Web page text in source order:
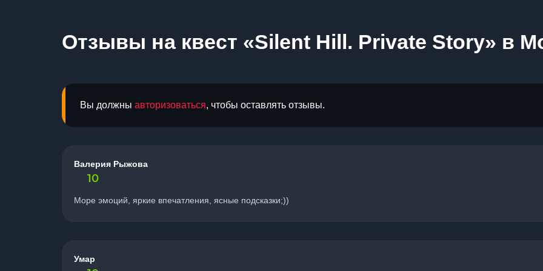
Отзывы на квест «Silent Hill. Private Story» в
Вы должны авторизоваться, чтобы оставлять отзывы.
Валерия Рыжова
10
Море эмоций, яркие впечатления, ясные подсказки;))
Умар